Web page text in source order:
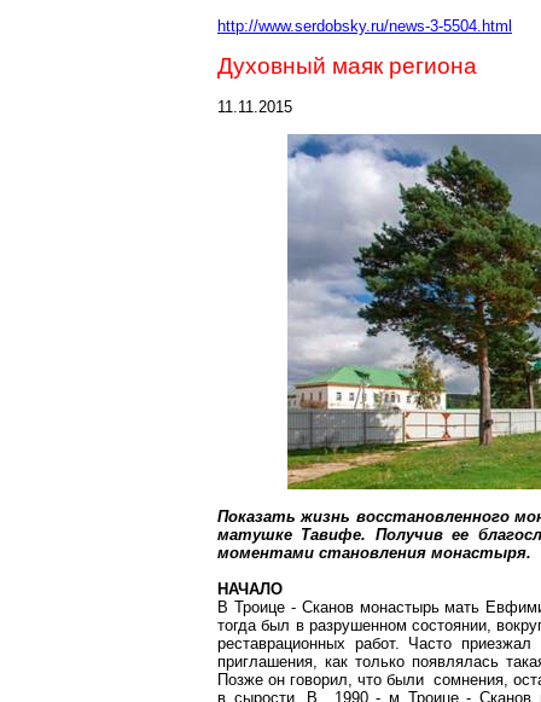
http://www.serdobsky.ru/news-3-5504.html
Духовный маяк региона
11.11.2015
Показать жизнь восстановленного
матушке Тавифе. Получив ее
моментами становления монастыря.
НАЧАЛО
В Троице - Сканов монастырь мать
тогда был в разрушенном состоянии,
реставрационных работ. Часто
приглашения, как только появлялась
Позже он говорил, что были сомнения,
в сырости. В 1990 - м Троице - Сканов